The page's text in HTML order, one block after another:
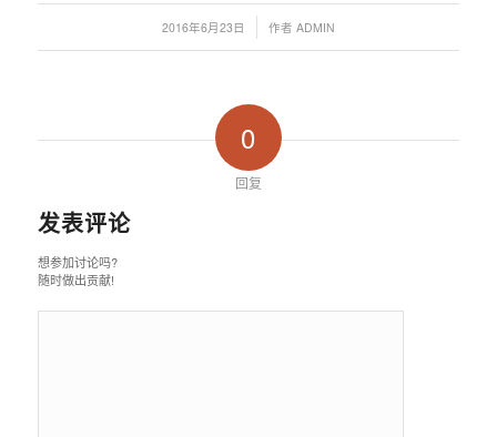
2016年6月23日
/ 作者 ADMIN
0
回复
发表评论
想参加讨论吗?
随时做出贡献!